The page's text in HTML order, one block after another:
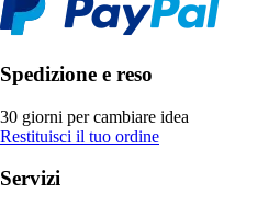
Spedizione e reso
30 giorni per cambiare idea
Restituisci il tuo ordine
Servizi